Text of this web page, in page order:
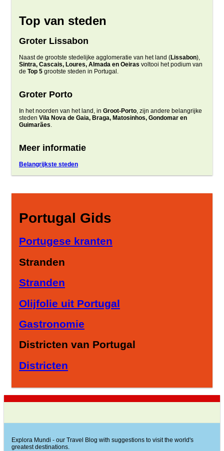
Top van steden
Groter Lissabon
Naast de grootste stedelijke agglomeratie van het land (Lissabon),
Sintra, Cascais, Loures, Almada en Oeiras voltooi het podium van
de Top 5 grootste steden in Portugal.
Groter Porto
In het noorden van het land, in Groot-Porto, zijn andere belangrijke
steden Vila Nova de Gaia, Braga, Matosinhos, Gondomar en
Guimarães.
Meer informatie
Belangrijkste steden
Portugal Gids
Portugese kranten
Stranden
Stranden
Olijfolie uit Portugal
Gastronomie
Districten van Portugal
Districten
Explora Mundi - our Travel Blog with suggestions to visit the world's
greatest destinations.